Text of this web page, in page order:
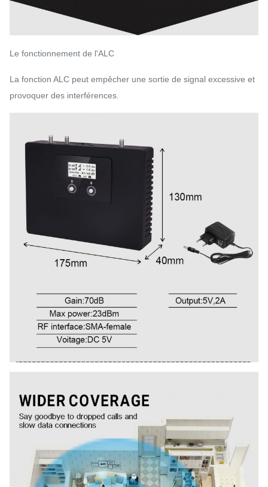
Le fonctionnement de l'ALC
La fonction ALC peut empêcher une sortie de signal excessive et
provoquer des interférences.